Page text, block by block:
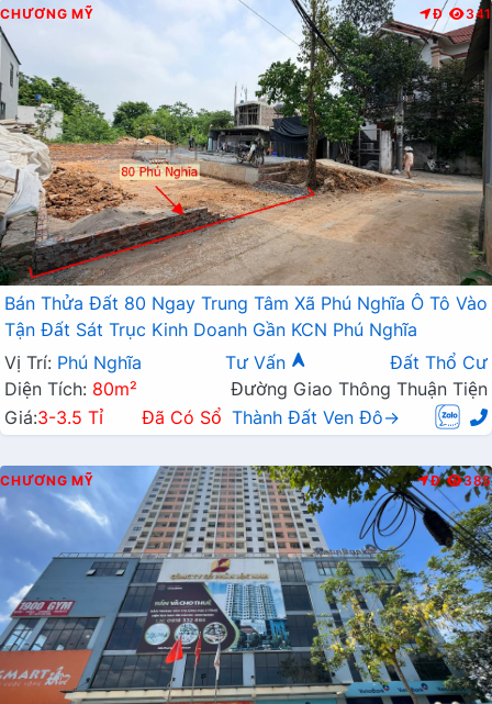
CHƯƠNG MỸ Đ 341
Bán Thửa Đất 80 Ngay Trung Tâm Xã Phú Nghĩa Ô Tô Vào
Tận Đất Sát Trục Kinh Doanh Gần KCN Phú Nghĩa
Vị Trí: Phú Nghĩa Tư Vấn
Đất Thổ Cư
Diện Tích: 80m²
Đường Giao Thông Thuận Tiện
Giá:3-3.5 Tỉ Đã Có Sổ Thành Đất Ven Đô→
CHƯƠNG MỸ Đ 385